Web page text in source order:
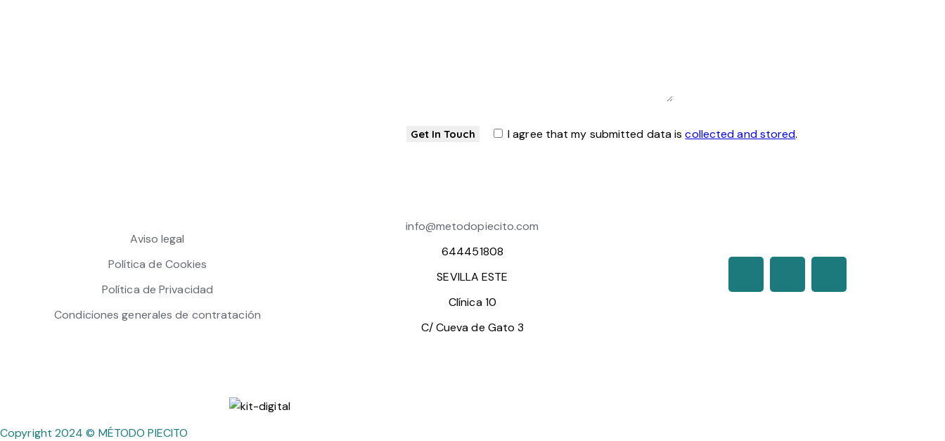
I agree that my submitted data iscollected and stored.
Aviso legal
Política de Cookies
Política de Privacidad
Condiciones generales de contratación
info@metodopiecito.com
644451808
SEVILLA ESTE
Clínica 10
C/ Cueva de Gato 3
Copyright 2024 © MÉTODO PIECITO